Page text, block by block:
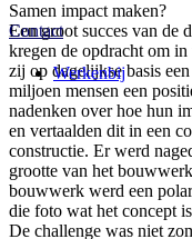
Samen impact maken?
Contact
Werkenbij
Een groot succes van de
kregen de opdracht om
zij op dagelijkse basis
miljoen mensen een
nadenken over hoe hun
en vertaalden dit in een
constructie. Er werd
grootte van het
bouwwerk werd een
die foto wat het concept
De challenge was niet